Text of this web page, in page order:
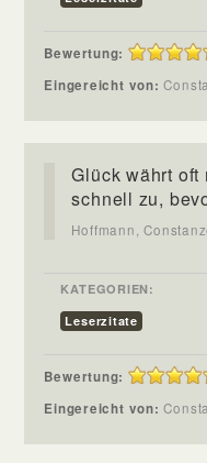
Bewertung:
Eingereicht von:
Glück währt oft
schnell zu,
Hoffmann,
KATEGORIEN:
Leserzitate
Bewertung:
Eingereicht von: